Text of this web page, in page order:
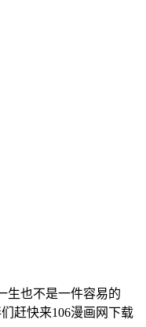
生也不是一件容易的
赶快来106漫画网下载